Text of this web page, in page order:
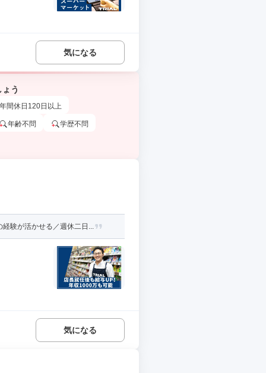
気になる
う
年間休日120日以上
年齢不問 学歴不問
験が活かせる／週休二日...
気になる